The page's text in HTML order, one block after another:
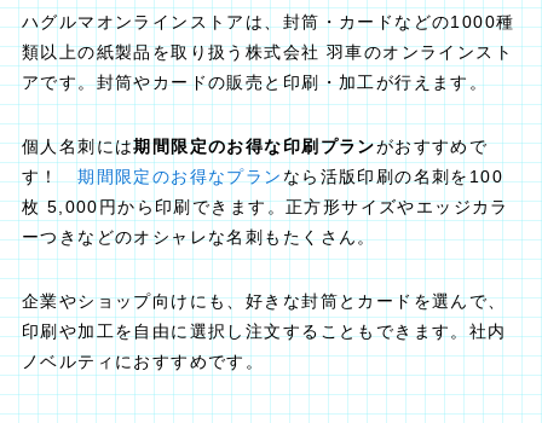
ハグルマオンラインストアは、封筒・カードなどの1000種
類以上の紙製品を取り扱う株式会社 羽車のオンラインスト
アです。封筒やカードの販売と印刷・加工が行えます。
個人名刺には期間限定のお得な印刷プランがおすすめで
す！期間限定のお得なプラン なら活版印刷の名刺を100
枚 5,000円から印刷できます。正方形サイズやエッジカラ
ーつきなどのオシャレな名刺もたくさん。
企業やショップ向けにも、好きな封筒とカードを選んで、
印刷や加工を自由に選択し注文することもできます。社内
ノベルティにおすすめです。